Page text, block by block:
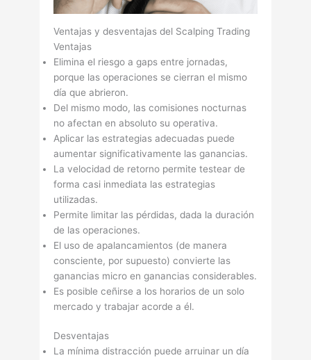
Ventajas y desventajas del Scalping Trading
Ventajas
Elimina el riesgo a gaps entre jornadas,
porque las operaciones se cierran el mismo
dí­a que abrieron.
Del mismo modo, las comisiones nocturnas
no afectan en absoluto su operativa.
Aplicar las estrategias adecuadas puede
aumentar significativamente las ganancias.
La velocidad de retorno permite testear de
forma casi inmediata las estrategias
utilizadas.
Permite limitar las pérdidas, dada la duración
de las operaciones.
El uso de apalancamientos (de manera
consciente, por supuesto) convierte las
ganancias micro en ganancias considerables.
Es posible ceñirse a los horarios de un solo
mercado y trabajar acorde a él.
Desventajas
La mí­nima distracción puede arruinar un dí­a